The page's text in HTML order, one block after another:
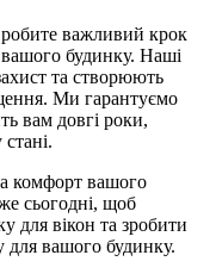
важливий крок
будинку. Наші
та створюють
Ми гарантуємо
вам довгі роки,
комфорт вашого
сьогодні, щоб
для вікон та зробити
для вашого будинку.